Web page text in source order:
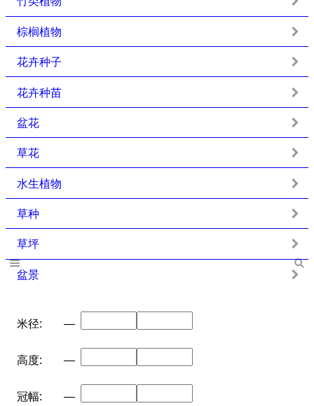
棕榈植物
花卉种子
花卉种苗
盆花
草花
水生植物
草种
草坪
盆景
米径: —
高度: —
冠幅: —